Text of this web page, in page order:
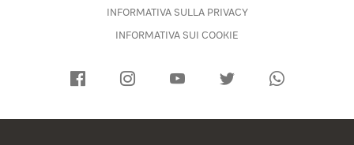
INFORMATIVA SULLA PRIVACY
INFORMATIVA SUI COOKIE